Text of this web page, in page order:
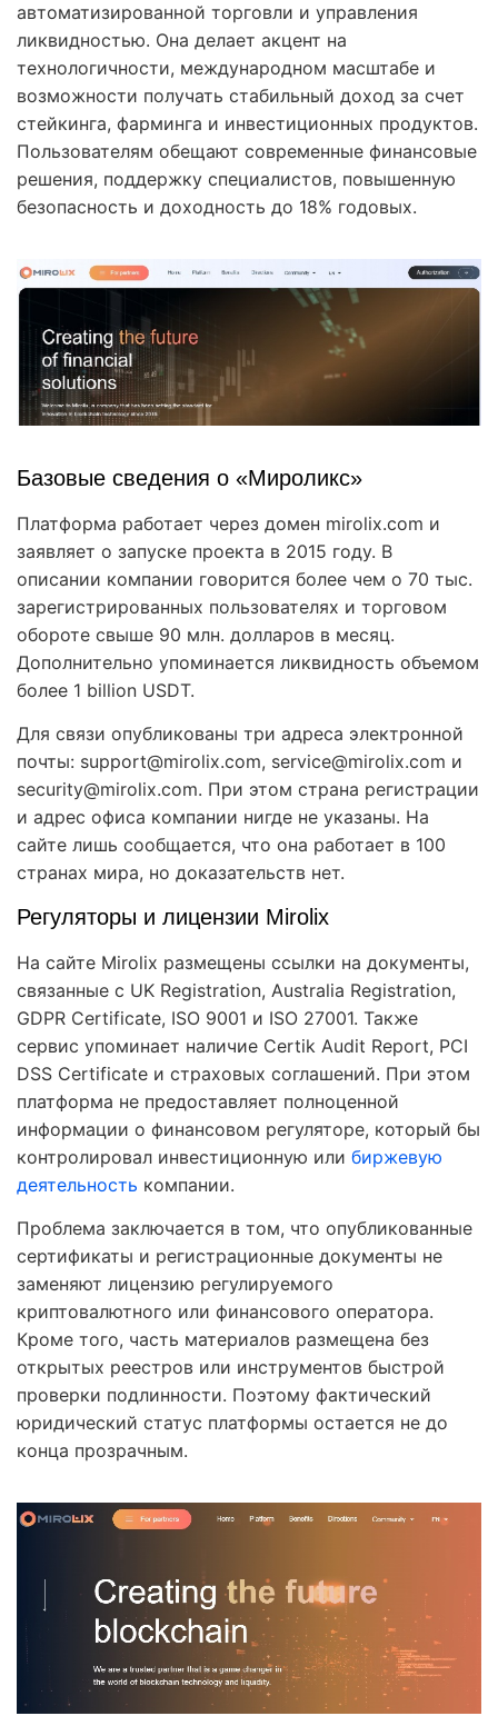
автоматизированной торговли и управления
ликвидностью. Она делает акцент на
технологичности, международном масштабе и
возможности получать стабильный доход за счет
стейкинга, фарминга и инвестиционных продуктов.
Пользователям обещают современные финансовые
решения, поддержку специалистов, повышенную
безопасность и доходность до 18% годовых.
Базовые сведения о «Мироликс»
Платформа работает через домен mirolix.com и
заявляет о запуске проекта в 2015 году. В
описании компании говорится более чем о 70 тыс.
зарегистрированных пользователях и торговом
обороте свыше 90 млн. долларов в месяц.
Дополнительно упоминается ликвидность объемом
более 1 billion USDT.
Для связи опубликованы три адреса электронной
почты: support@mirolix.com, service@mirolix.com и
security@mirolix.com. При этом страна регистрации
и адрес офиса компании нигде не указаны. На
сайте лишь сообщается, что она работает в 100
странах мира, но доказательств нет.
Регуляторы и лицензии Mirolix
На сайте Mirolix размещены ссылки на документы,
связанные с UK Registration, Australia Registration,
GDPR Certificate, ISO 9001 и ISO 27001. Также
сервис упоминает наличие Certik Audit Report, PCI
DSS Certificate и страховых соглашений. При этом
платформа не предоставляет полноценной
информации о финансовом регуляторе, который бы
контролировал инвестиционную или биржевую
деятельность компании.
Проблема заключается в том, что опубликованные
сертификаты и регистрационные документы не
заменяют лицензию регулируемого
криптовалютного или финансового оператора.
Кроме того, часть материалов размещена без
открытых реестров или инструментов быстрой
проверки подлинности. Поэтому фактический
юридический статус платформы остается не до
конца прозрачным.